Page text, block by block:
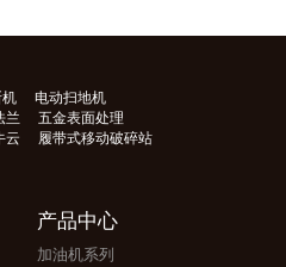
电动扫地机
兰
五金表面处理
云
履带式移动破碎站
产品中心
加油机系列